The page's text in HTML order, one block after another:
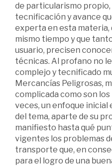
de particularismo propio,
tecnificación y avance
experta en esta materia,
mismo tiempo y que
usuario, precisen
técnicas. Al profano no
complejo y tecnificado
Mercancías Peligrosas,
complicada como son
veces, un enfoque inicial
del tema, aparte de su
manifiesto hasta qué
vigentes los problemas
transporte que, en
para el logro de una